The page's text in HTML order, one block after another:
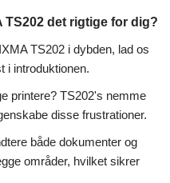
TS202 det rigtige for dig?
TS202 i dybden, lad os
i introduktionen.
printere? TS202's nemme
disse frustrationer.
både dokumenter og
områder, hvilket sikrer